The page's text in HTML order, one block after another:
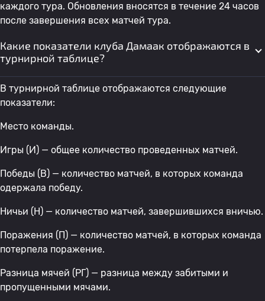
каждого тура. Обновления вносятся в течение 24 часов
после завершения всех матчей тура.
Какие показатели клуба Дамаак отображаются в
турнирной таблице?
В турнирной таблице отображаются следующие
показатели:
Место команды.
Игры (И) — общее количество проведенных матчей.
Победы (В) — количество матчей, в которых команда
одержала победу.
Ничьи (Н) — количество матчей, завершившихся вничью.
Поражения (П) — количество матчей, в которых команда
потерпела поражение.
Разница мячей (РГ) — разница между забитыми и
пропущенными мячами.